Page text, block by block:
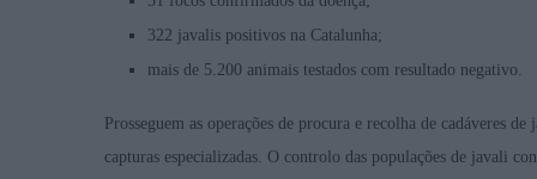
322 javalis positivos na Catalunha;
mais de 5.200 animais testados com resultado negativo.
Prosseguem as operações de procura e recolha de cadáveres
capturas especializadas. O controlo das populações de javali